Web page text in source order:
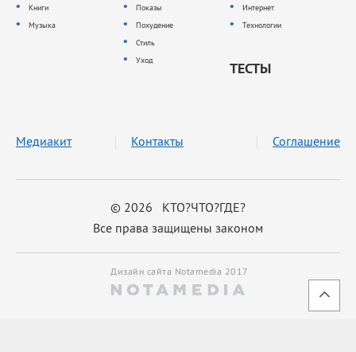
Книги
Музыка
Показы
Похудение
Стиль
Уход
Интернет
Технологии
ТЕСТЫ
© 2026 КТО?ЧТО?ГДЕ?
Все права защищены законом
Медиакит Контакты Соглашение
Дизайн сайта Notamedia 2017